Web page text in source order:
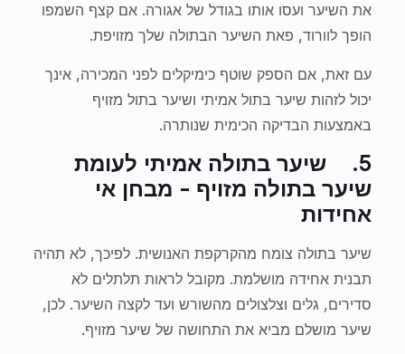
את השיער ועסו אותו בגודל של אגורה. אם קצף השמפו
הופך לוורוד, פאת השיער הבתולה שלך מזויפת.
עם זאת, אם הספק שוטף כימיקלים לפני המכירה, אינך
יכול לזהות שיער בתול אמיתי ושיער בתול מזויף
באמצעות הבדיקה הכימית שנותרה.
5.
שיער בתולה אמיתי לעומת
שיער בתולה מזויף - מבחן אי
אחידות
שיער בתולה צומח מהקרקפת האנושית. לפיכך, לא תהיה
תבנית אחידה מושלמת. מקובל לראות תלתלים לא
סדירים, גלים וצלצולים מהשורש ועד לקצה השיער. לכן,
שיער מושלם מביא את התחושה של שיער מזויף.